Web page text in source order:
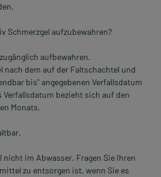
Schmerzgel aufzubewahren?
aufbewahren.
nach dem auf der Faltschachtel und
bis" angegebenen Verfallsdatum
Verfallsdatum bezieht sich auf den
Monats.
im Abwasser. Fragen Sie Ihren
zu entsorgen ist, wenn Sie es